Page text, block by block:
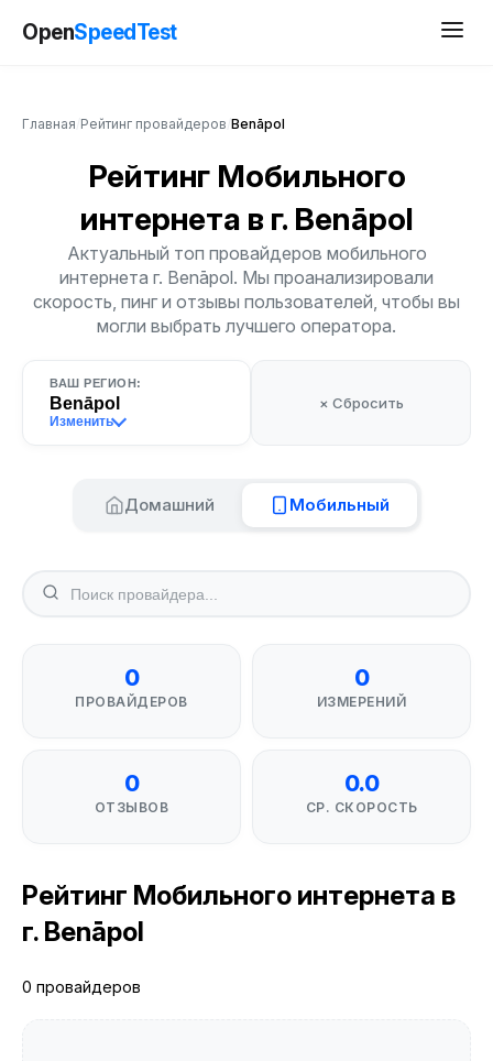
OpenSpeedTest
Главная Рейтинг провайдеров Benāpol
Рейтинг Мобильного
интернета в г. Benāpol
Актуальный топ провайдеров мобильного
интернета г. Benāpol. Мы проанализировали
скорость, пинг и отзывы пользователей, чтобы вы
могли выбрать лучшего оператора.
ВАШ РЕГИОН:
Benāpol
Изменить
× Сбросить
Домашний Мобильный
0
ПРОВАЙДЕРОВ
0
ИЗМЕРЕНИЙ
0
ОТЗЫВОВ
0.0
СР. СКОРОСТЬ
Рейтинг Мобильного интернета в
г. Benāpol
0 провайдеров